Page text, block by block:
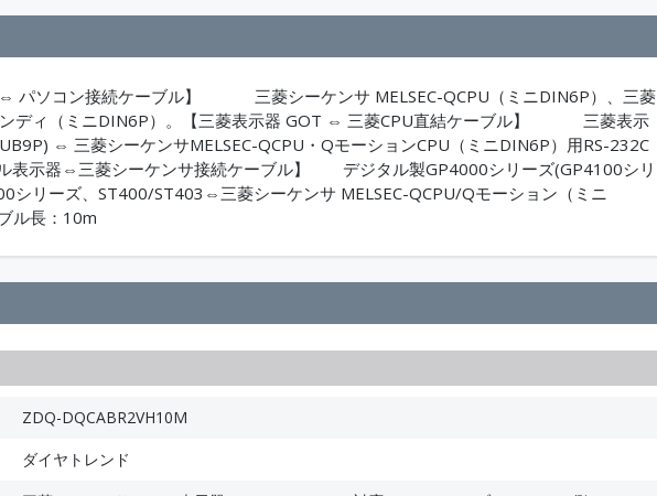
⇔ パソコン接続ケーブル】 三菱シーケンサ MELSEC-QCPU（ミニDIN6P）、三菱
ンディ（ミニDIN6P）。【三菱表示器 GOT ⇔ 三菱CPU直結ケーブル】 三菱表示
⇔ 三菱シーケンサMELSEC-QCPU・QモーションCPU（ミニDIN6P）用RS-232C
表示器⇔三菱シーケンサ接続ケーブル】 デジタル製GP4000シリーズ(GP4100シリ
シリーズ、ST400/ST403⇔三菱シーケンサ MELSEC-QCPU/Qモーション（ミニ
ル長：10m
ZDQ-DQCABR2VH10M
ダイヤトレンド